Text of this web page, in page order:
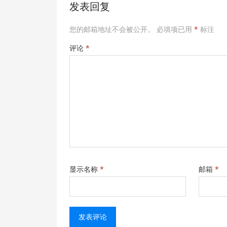
发表回复
您的邮箱地址不会被公开。 必填项已用 * 标注
评论 *
显示名称 * 邮箱 *